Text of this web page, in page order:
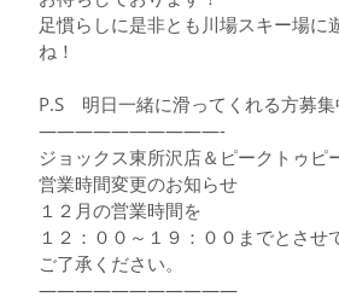
足慣らしに是非とも川場スキー場に
ね！
P.S 明日一緒に滑ってくれる方募集
——————————-
ジョックス東所沢店＆ピークトゥピ
営業時間変更のお知らせ
１２月の営業時間を
１２：００～１９：００までとさせ
ご了承ください。
———————————